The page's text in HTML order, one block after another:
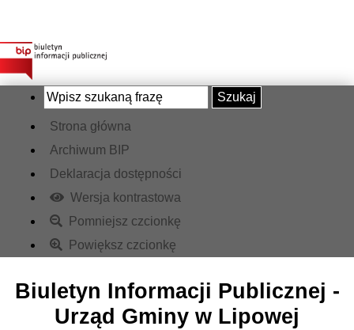
Szukaj
Strona główna
Archiwum BIP
Deklaracja dostępności
Wersja kontrastowa
Pomniejsz czcionkę
Powiększ czcionkę
Biuletyn Informacji Publicznej -
Urząd Gminy w Lipowej